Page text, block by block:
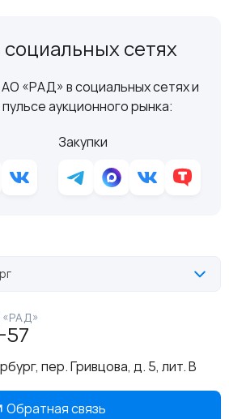
сетях
«РАД» в социальных сетях и
аукционного рынка:
Закупки
57
пер. Гривцова, д. 5, лит. В
Обратная связь